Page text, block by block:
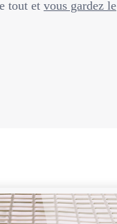
tout et vous gardez le